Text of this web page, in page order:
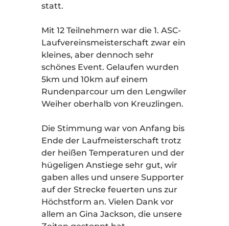
statt.
Mit 12 Teilnehmern war die 1. ASC-
Laufvereinsmeisterschaft zwar ein
kleines, aber dennoch sehr
schönes Event. Gelaufen wurden
5km und 10km auf einem
Rundenparcour um den Lengwiler
Weiher oberhalb von Kreuzlingen.
Die Stimmung war von Anfang bis
Ende der Laufmeisterschaft trotz
der heißen Temperaturen und der
hügeligen Anstiege sehr gut, wir
gaben alles und unsere Supporter
auf der Strecke feuerten uns zur
Höchstform an. Vielen Dank vor
allem an Gina Jackson, die unsere